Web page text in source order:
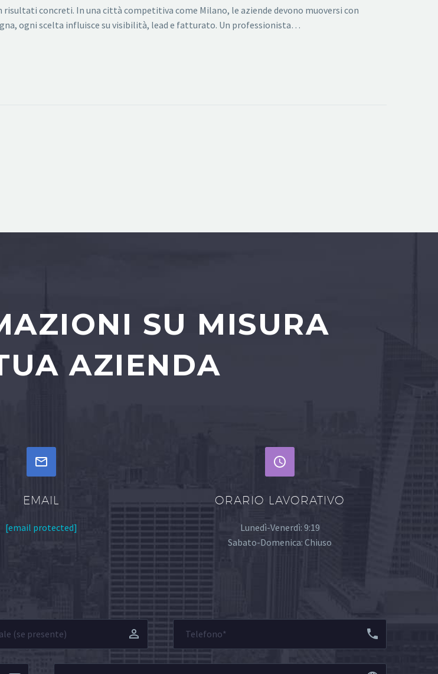
concreti. In una città competitiva come Milano, le aziende devono muoversi con
ogni scelta influisce su visibilità, lead e fatturato. Un professionista…
SU MISURA
AZIENDA


EMAIL
[email protected]


ORARIO LAVORATIVO
Lunedì-Venerdì: 9:19
Sabato-Domenica: Chiuso